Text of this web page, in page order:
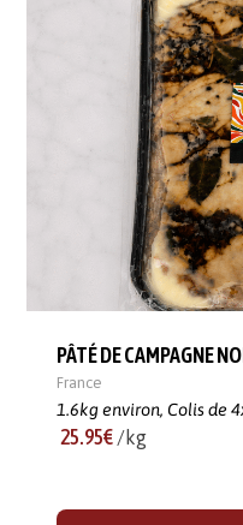
PÂTÉ DE CAMPAGNE
France
1.6kg environ, Colis de
25.95€ /kg